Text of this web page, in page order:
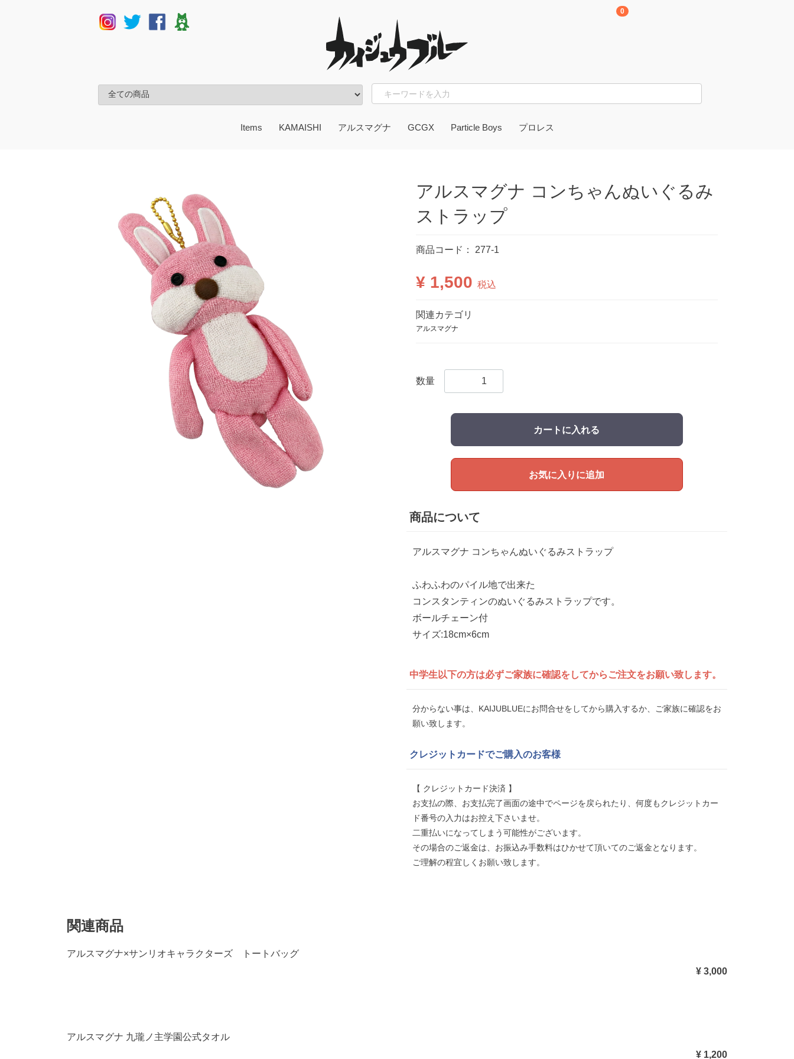
0
Items KAMAISHI アルスマグナ GCGX Particle Boys プロレス
アルスマグナ コンちゃんぬいぐるみ
ストラップ
商品コード： 277-1
¥ 1,500 税込
関連カテゴリ
アルスマグナ
数量
カートに入れる
お気に入りに追加
商品について
アルスマグナ コンちゃんぬいぐるみストラップ
ふわふわのパイル地で出来た
コンスタンティンのぬいぐるみストラップです。
ボールチェーン付
サイズ:18cm×6cm
中学生以下の方は必ずご家族に確認をしてから ご注文をお願い致します。
分からない事は、KAIJUBLUEにお問合せをしてから購入するか、ご家族に確認をお
願い致します。
クレジットカードでご購入のお客様
【 クレジットカード決済 】
お支払の際、お支払完了画面の途中でページを戻られたり、何度もクレジットカー
ド番号の入力はお控え下さいませ。
二重払いになってしまう可能性がございます。
その場合のご返金は、お振込み手数料はひかせて頂いてのご返金となります。
ご理解の程宜しくお願い致します。
関連商品
アルスマグナ×サンリオキャラクターズ トートバッグ
¥ 3,000
アルスマグナ 九瓏ノ主学園公式タオル
¥ 1,200